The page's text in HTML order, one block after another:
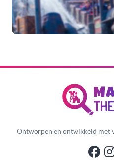
Ontworpen en ontwikkeld met